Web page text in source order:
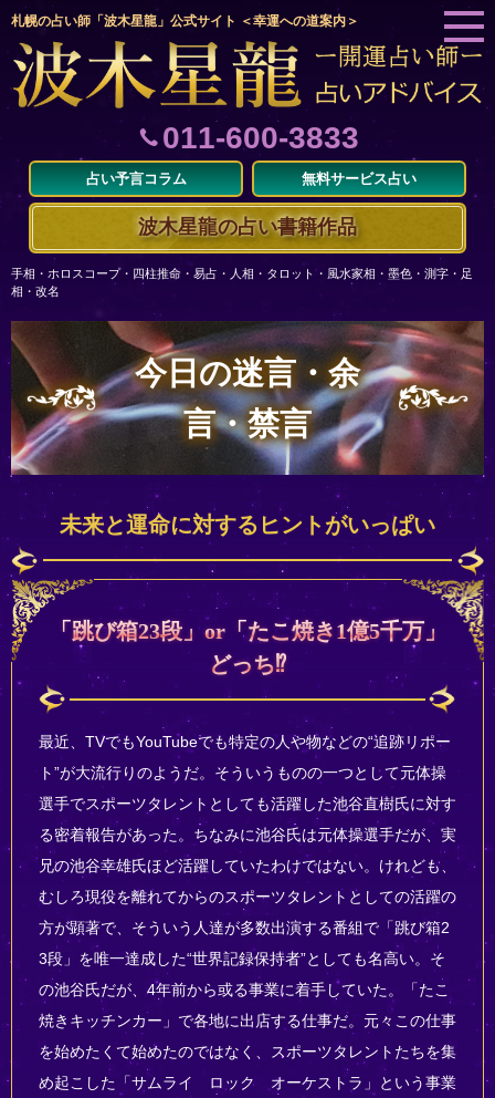
札幌の占い師「波木星龍」公式サイト ＜幸運への道案内＞
011-600-3833
占い予言コラム 無料サービス占い
波木星龍の占い書籍作品
手相・ホロスコープ・四柱推命・易占・人相・タロット・風水家相・墨色・測字・足
相・改名
今日の迷言・余
言・禁言
未来と運命に対するヒントがいっぱい
「跳び箱23段」or「たこ焼き1億5千万」
どっち⁉
最近、TVでもYouTubeでも特定の人や物などの“追跡リポー
ト”が大流行りのようだ。そういうものの一つとして元体操
選手でスポーツタレントとしても活躍した池谷直樹氏に対す
る密着報告があった。ちなみに池谷氏は元体操選手だが、実
兄の池谷幸雄氏ほど活躍していたわけではない。けれども、
むしろ現役を離れてからのスポーツタレントとしての活躍の
方が顕著で、そういう人達が多数出演する番組で「跳び箱2
3段」を唯一達成した“世界記録保持者”としても名高い。そ
の池谷氏だが、4年前から或る事業に着手していた。「たこ
焼きキッチンカー」で各地に出店する仕事だ。元々この仕事
を始めたくて始めたのではなく、スポーツタレントたちを集
め起こした「サムライ ロック オーケストラ」という事業